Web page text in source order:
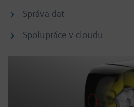
Správa dat
Spolupráce v cloudu